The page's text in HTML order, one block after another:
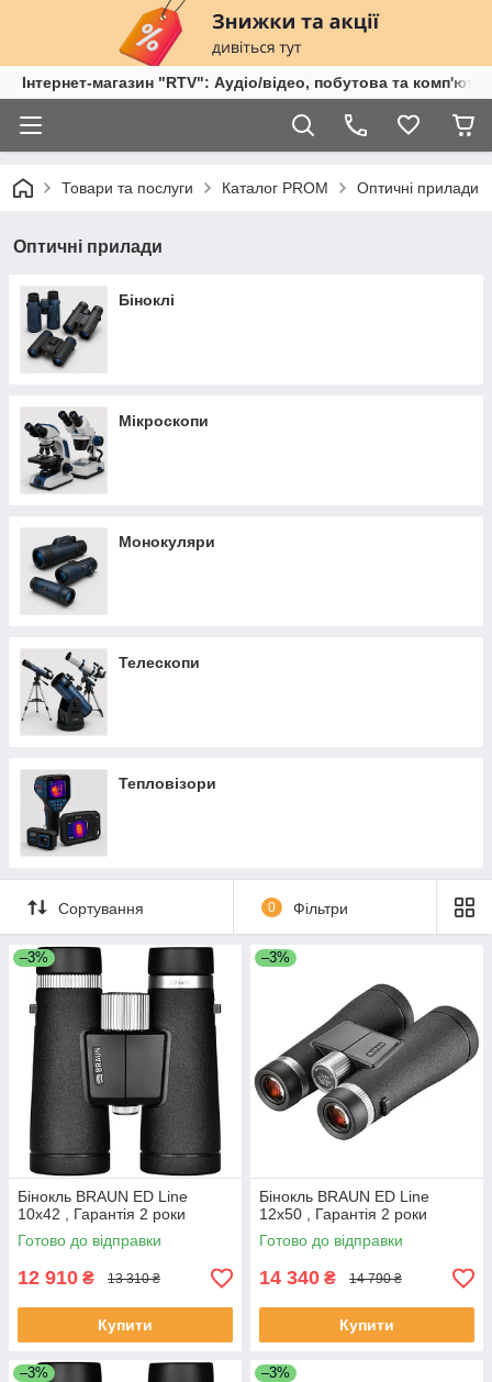
Інтернет-магазин "RTV": Аудіо/відео, побутова та
Товари та послуги Каталог PROM Оптичні прилади
Оптичні прилади
Біноклі
Мікроскопи
Монокуляри
Телескопи
Тепловізори
Сортування 0 Фільтри
–3%
Бінокль BRAUN ED Line
10x42 , Гарантія 2 роки
Готово до відправки
12 910 ₴ 13 310 ₴
Купити
–3%
Бінокль BRAUN ED Line
12x50 , Гарантія 2 роки
Готово до відправки
14 340 ₴ 14 790 ₴
Купити
–3% –3%